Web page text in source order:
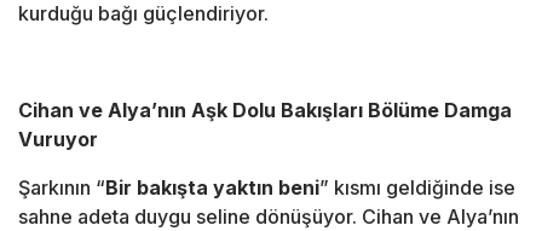
kurduğu bağı güçlendiriyor.
Cihan ve Alya’nın Aşk Dolu Bakışları Bölüme Damga
Vuruyor
Şarkının “Bir bakışta yaktın beni” kısmı geldiğinde ise
sahne adeta duygu seline dönüşüyor. Cihan ve Alya’nın